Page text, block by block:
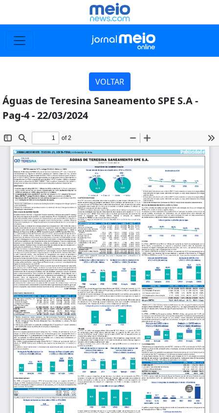
VOLTAR
Águas de Teresina Saneamento SPE S.A -
Pag-4 - 22/03/2024